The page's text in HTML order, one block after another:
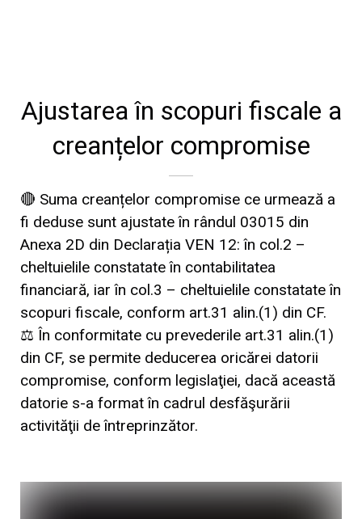
Ajustarea în scopuri fiscale a
creanțelor compromise
🔴 Suma creanțelor compromise ce urmează a
fi deduse sunt ajustate în rândul 03015 din
Anexa 2D din Declarația VEN 12: în col.2 –
cheltuielile constatate în contabilitatea
financiară, iar în col.3 – cheltuielile constatate în
scopuri fiscale, conform art.31 alin.(1) din CF.
⚖️ În conformitate cu prevederile art.31 alin.(1)
din CF, se permite deducerea oricărei datorii
compromise, conform legislaţiei, dacă această
datorie s-a format în cadrul desfăşurării
activităţii de întreprinzător.